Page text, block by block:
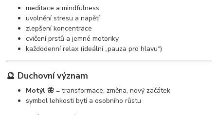
meditace a mindfulness
uvolnění stresu a napětí
zlepšení koncentrace
cvičení prstů a jemné motoriky
každodenní relax (ideální „pauza pro hlavu“)
🔮 Duchovní význam
Motýl 🦋 = transformace, změna, nový začátek
symbol lehkosti bytí a osobního růstu